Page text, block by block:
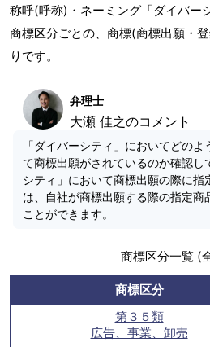
称呼(呼称)・ネーミング「ダイバー
商標区分ごとの、商標(商標出願・
りです。
弁理士
大瀬 佳之のコメント
「ダイバーシティ」においてどの
て商標出願がされているのか確認し
シティ」において商標出願の際に指
は、自社が商標出願する際の指定商
ことができます。
商標区分一覧 (
商標区分
第３５類
広告、事業、卸売